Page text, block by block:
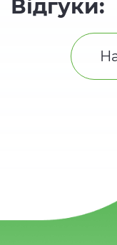
Відгуки: